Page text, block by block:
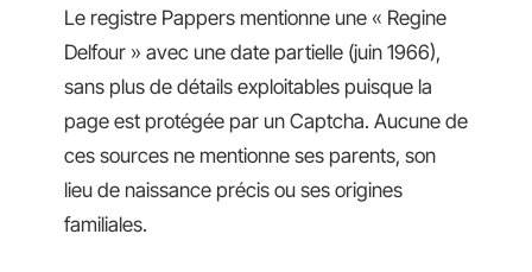
Le registre Pappers mentionne une « Regine
Delfour » avec une date partielle (juin 1966),
sans plus de détails exploitables puisque la
page est protégée par un Captcha. Aucune de
ces sources ne mentionne ses parents, son
lieu de naissance précis ou ses origines
familiales.